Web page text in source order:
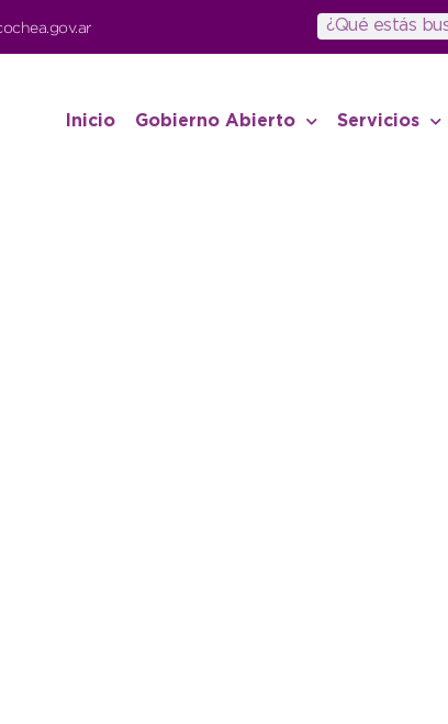
Inicio Gobierno Abierto Servicios